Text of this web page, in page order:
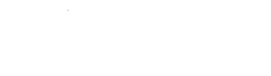
Comece hoje mesmo